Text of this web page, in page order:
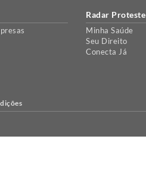
Radar Proteste
Minha Saúde
Seu Direito
Conecta Já